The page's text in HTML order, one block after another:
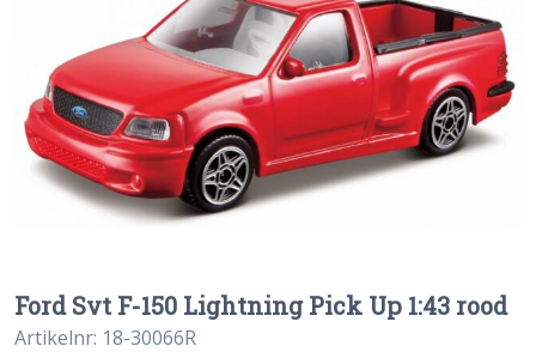
Ford Svt F-150 Lightning Pick Up 1:43 rood
Artikelnr: 18-30066R